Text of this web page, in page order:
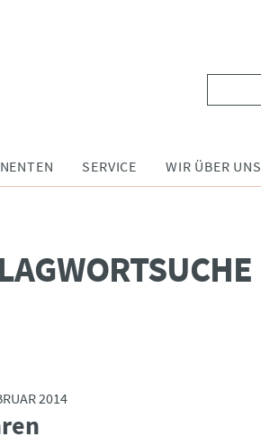
SERVICE WIR ÜBER UNS
2014